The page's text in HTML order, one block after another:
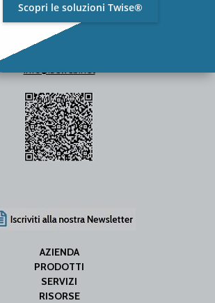
P.Iva / C.F. 01642060469
SDI Code: SUBM70N
info@iseweb.net
AZIENDA
PRODOTTI
SERVIZI
RISORSE
Scopri le soluzioni Twise®